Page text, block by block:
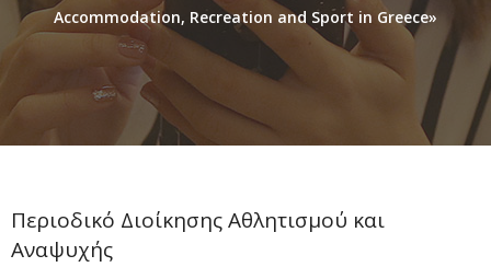
Accommodation, Recreation and Sport in Greece»
Περιοδικό Διοίκησης Αθλητισμού και
Αναψυχής